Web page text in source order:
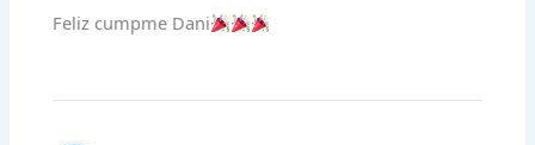
Feliz cumpme Dani